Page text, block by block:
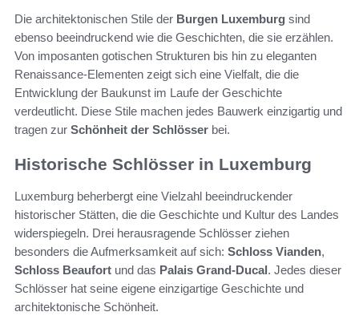
Die architektonischen Stile der Burgen Luxemburg sind
ebenso beeindruckend wie die Geschichten, die sie erzählen.
Von imposanten gotischen Strukturen bis hin zu eleganten
Renaissance-Elementen zeigt sich eine Vielfalt, die die
Entwicklung der Baukunst im Laufe der Geschichte
verdeutlicht. Diese Stile machen jedes Bauwerk einzigartig und
tragen zur Schönheit der Schlösser bei.
Historische Schlösser in Luxemburg
Luxemburg beherbergt eine Vielzahl beeindruckender
historischer Stätten, die die Geschichte und Kultur des Landes
widerspiegeln. Drei herausragende Schlösser ziehen
besonders die Aufmerksamkeit auf sich: Schloss Vianden,
Schloss Beaufort und das Palais Grand-Ducal. Jedes dieser
Schlösser hat seine eigene einzigartige Geschichte und
architektonische Schönheit.